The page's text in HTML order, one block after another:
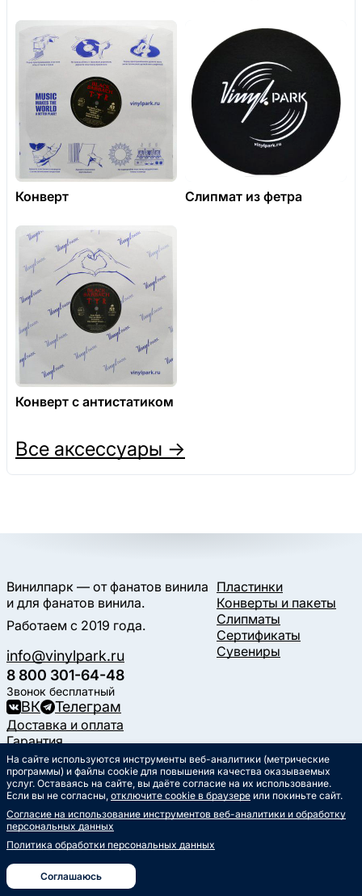
Конверт Слипмат из фетра
Конверт с антистатиком
Все аксессуары →
Винилпарк — от фанатов винила
и для фанатов винила.
Работаем с 2019 года.
info@vinylpark.ru
8 800 301-64-48
Звонок бесплатный
ВК Телеграм
Пластинки
Конверты и пакеты
Слипматы
Сертификаты
Сувениры
Доставка и оплата
Гарантия
Контакты
Статьи
Музыкальный календарь
Документы
Публичная оферта
Политика обработки
Согласие на обработкуперсональных данных
На сайте используются инструменты веб-аналитики (метрические
программы) и файлы cookie для повышения качества оказываемых
услуг. Оставаясь на сайте, вы даёте согласие на их использование.
Если вы не согласны, отключите cookie в браузере или покиньте сайт.
Согласие на использование инструментов веб-аналитики и обработку
персональных данных
Политика обработки персональных данных
Соглашаюсь